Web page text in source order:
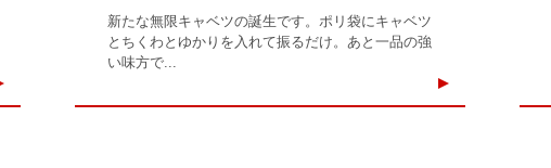
新たな無限キャベツの誕生です。ポリ袋にキャベツ
とちくわとゆかりを入れて振るだけ。あと一品の強
い味方で...